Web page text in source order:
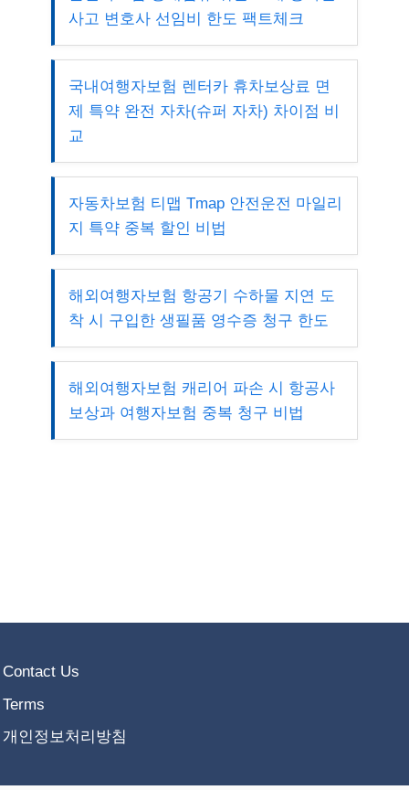
사고 변호사 선임비 한도 팩트체크
국내여행자보험 렌터카 휴차보상료 면
제 특약 완전 자차(슈퍼 자차) 차이점 비
교
자동차보험 티맵 Tmap 안전운전 마일리
지 특약 중복 할인 비법
해외여행자보험 항공기 수하물 지연 도
착 시 구입한 생필품 영수증 청구 한도
해외여행자보험 캐리어 파손 시 항공사
보상과 여행자보험 중복 청구 비법
Contact Us
Terms
개인정보처리방침